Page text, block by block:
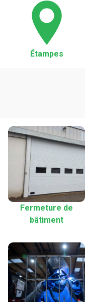
Étampes
Fermeture de
bâtiment